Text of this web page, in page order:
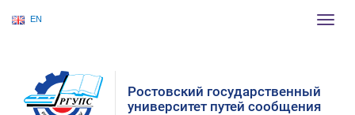
EN
Ростовский государственный
университет путей сообщения